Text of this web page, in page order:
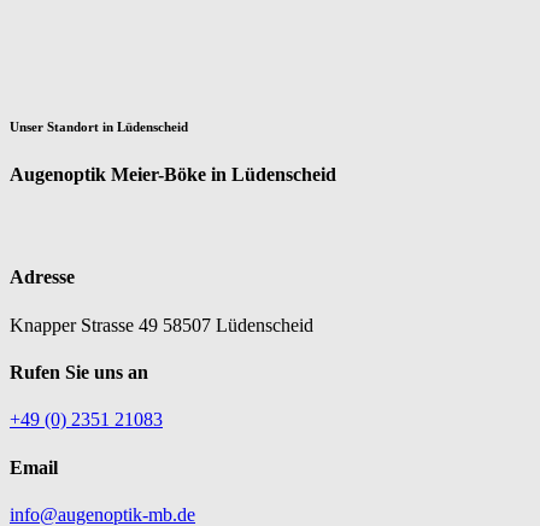
Unser Standort in Lüdenscheid
Augenoptik Meier-Böke in Lüdenscheid
Adresse
Knapper Strasse 49 58507 Lüdenscheid
Rufen Sie uns an
+49 (0) 2351 21083
Email
info@augenoptik-mb.de